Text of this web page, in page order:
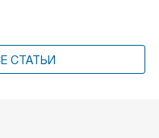
СТАТЬИ